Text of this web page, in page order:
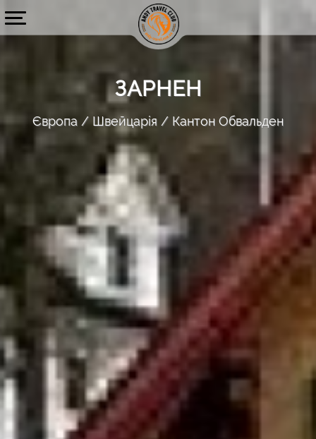
ЗАРНЕН
Європа Швейцарія Кантон Обвальден